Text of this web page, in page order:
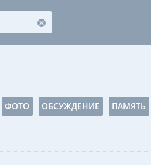
ФОТО ОБСУЖДЕНИЕ ПАМЯТЬ